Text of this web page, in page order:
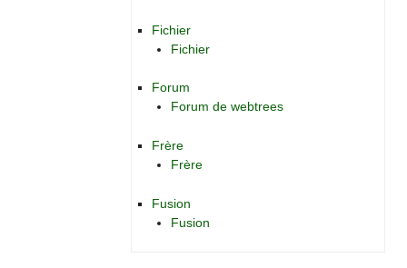
Fichier
Fichier
Forum
Forum de webtrees
Frère
Frère
Fusion
Fusion